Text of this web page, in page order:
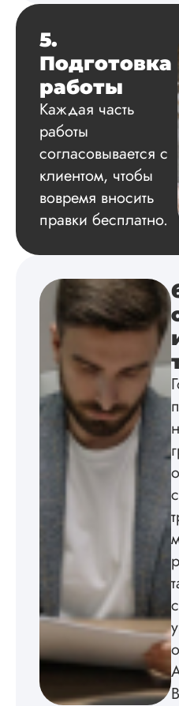
5.
Подготовка
работы
Каждая часть
работы
согласовывается с
клиентом, чтобы
вовремя вносить
правки бесплатно.